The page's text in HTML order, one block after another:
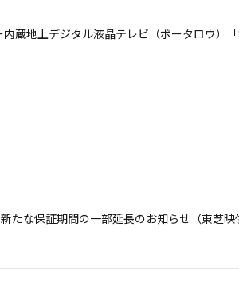
蔵地上デジタル液晶テレビ（ポータロウ）
たな保証期間の一部延長のお知らせ（東芝映
たな保証期間の一部延長のお知らせ（東芝映
からの蒸気発生現象について＜東芝カラー
蔵地上デジタル液晶テレビ（ポータロウ）
ご愛用のお客様へ 新たな保証期間の一部